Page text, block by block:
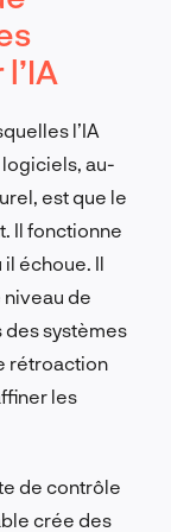
l’IA
au-
est que le
Il fonctionne
échoue. Il
niveau de
systèmes
rétroaction
les
de contrôle
crée des